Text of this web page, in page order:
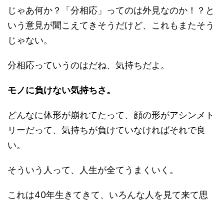
じゃあ何か？「分相応」ってのは外見なのか！？と
いう意見が聞こえてきそうだけど、これもまたそう
じゃない。
分相応っていうのはだね、気持ちだよ。
モノに負けない気持ちさ。
どんなに体形が崩れてたって、顔の形がアシンメト
リーだって、気持ちが負けていなければそれで良
い。
そういう人って、人生が全てうまくいく。
これは40年生きてきて、いろんな人を見て来て思